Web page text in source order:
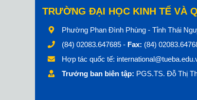
TRƯỜNG ĐẠI HỌC KINH TẾ VÀ
Phường Phan Đình Phùng - Tỉnh Thái
(84) 02083.647685 - Fax: (84)
Hợp tác quốc tế:
Trưởng ban biên tập: PGS.TS. Đỗ Thị